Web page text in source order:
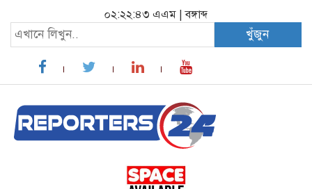
০২:২২:৪৪ এএম|বঙ্গাব্দ
খুঁজুন